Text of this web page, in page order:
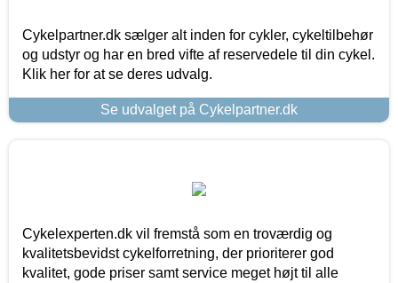
Cykelpartner.dk sælger alt inden for cykler, cykeltilbehør
og udstyr og har en bred vifte af reservedele til din cykel.
Klik her for at se deres udvalg.
Se udvalget på Cykelpartner.dk
Cykelexperten.dk vil fremstå som en troværdig og
kvalitetsbevidst cykelforretning, der prioriterer god
kvalitet, gode priser samt service meget højt til alle